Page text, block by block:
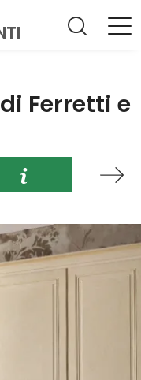
Ferretti e